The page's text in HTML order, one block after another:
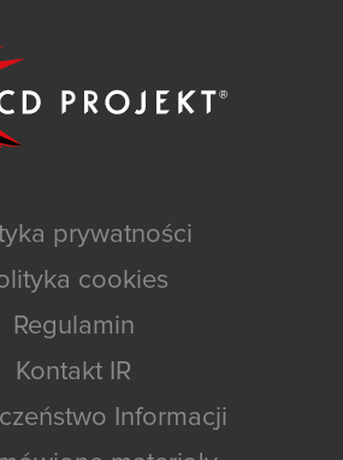
prywatności
cookies
Regulamin
Kontakt IR
Informacji